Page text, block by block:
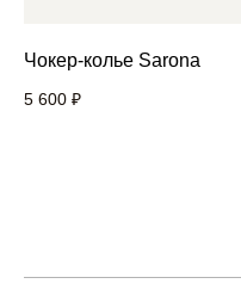
Чокер-колье Sarona
5 600 ₽